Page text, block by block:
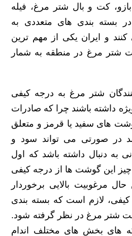
کت و بال شتر مرغ، فیله
بسته بندی های متعددی به
و ایران یکی از مهم ترین
شتر مرغ در منطقه به شمار
شتر مرغ به درجه کیفی
داشته باشند چرا که صادرات
های سفید یا قرمز و متعلق
در صورتی می تواند سود و
به دنبال داشته باشد که اول
این گوشت ها از درجه کیفی
مرغوبیت بالایی برخوردار
کیفی، لازم است که بسته بندی
شتر مرغ در نظر گرفته شود.
های بخش های مختلف اندام